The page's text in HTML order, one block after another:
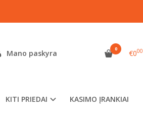
Mano paskyra 0 €000
KITI PRIEDAI KASIMO ĮRANKIAI